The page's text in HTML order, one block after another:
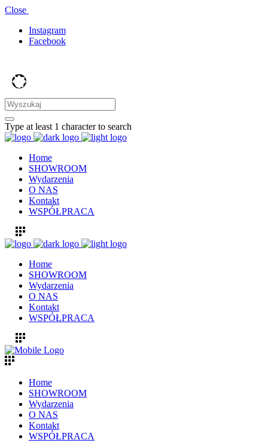
Close
Instagram
Facebook
Type at least 1 character to search
Home
SHOWROOM
Wydarzenia
O NAS
Kontakt
WSPÓŁPRACA
Home
SHOWROOM
Wydarzenia
O NAS
Kontakt
WSPÓŁPRACA
Home
SHOWROOM
Wydarzenia
O NAS
Kontakt
WSPÓŁPRACA